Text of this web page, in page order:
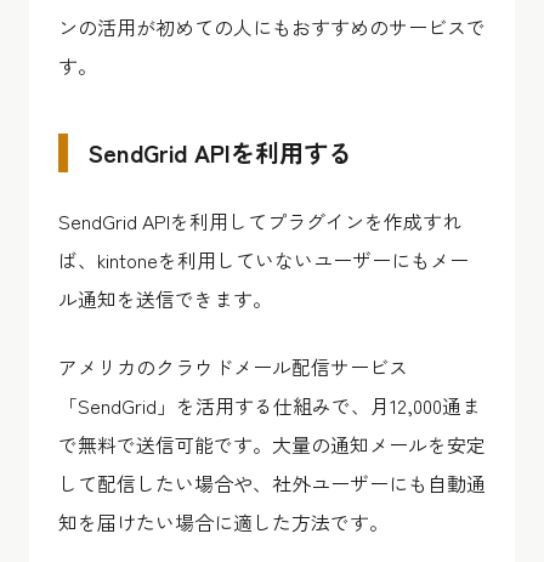
ンの活用が初めての人にもおすすめのサービスで
す。
SendGrid APIを利用する
SendGrid APIを利用してプラグインを作成すれ
ば、kintoneを利用していないユーザーにもメー
ル通知を送信できます。
アメリカのクラウドメール配信サービス
「SendGrid」を活用する仕組みで、月12,000通ま
で無料で送信可能です。大量の通知メールを安定
して配信したい場合や、社外ユーザーにも自動通
知を届けたい場合に適した方法です。